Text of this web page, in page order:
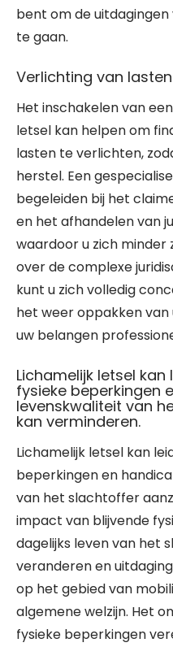
bent om de
te gaan.
Verlichting van lasten
Het inschakelen van
letsel kan helpen om
lasten te verlichten,
herstel. Een
begeleiden bij het
en het afhandelen van
waardoor u zich
over de complexe
kunt u zich volledig
het weer oppakken van
uw belangen
Lichamelijk letsel
fysieke beperkingen
levenskwaliteit van
kan verminderen.
Lichamelijk letsel kan
beperkingen en
van het slachtoffer
impact van blijvende
dagelijks leven van het
veranderen en
op het gebied van
algemene welzijn. Het
fysieke beperkingen